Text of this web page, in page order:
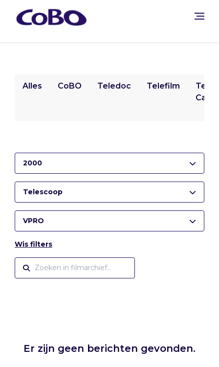
Alles CoBO Teledoc Telefilm
2000
Telescoop
VPRO
Wis filters
Er zijn geen berichten gevonden.